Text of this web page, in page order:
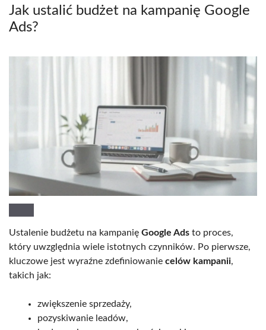
Jak ustalić budżet na kampanię Google
Ads?
Ustalenie budżetu na kampanię Google Ads to proces,
który uwzględnia wiele istotnych czynników. Po pierwsze,
kluczowe jest wyraźne zdefiniowanie celów kampanii,
takich jak:
zwiększenie sprzedaży,
pozyskiwanie leadów,